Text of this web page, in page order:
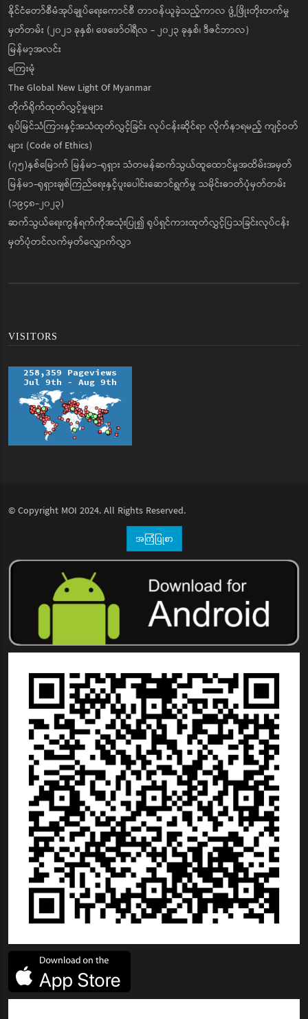
နိုင်ငံတော်စီမံအုပ်ချုပ်ရေးကောင်စီ တာဝန်ယူခဲ့သည့်ကာလ ဖွံ့ဖြိုးတိုးတက်မှု
မှတ်တမ်း (၂၀၂၁ ခုနှစ်၊ ဖေဖော်ဝါရီလ - ၂၀၂၃ ခုနှစ်၊ ဒီဇင်ဘာလ)
မြန်မာ့အလင်း
ကြေးမုံ
The Global New Light Of Myanmar
တိုက်ရိုက်ထုတ်လွှင့်မှုများ
ရုပ်မြင်သံကြားနှင့်အသံထုတ်လွှင့်ခြင်း လုပ်ငန်းဆိုင်ရာ လိုက်နာရမည့် ကျင့်ဝတ်
များ (Code of Ethics)
(၇၅)နှစ်မြောက် မြန်မာ-ရုရှား သံတမန်ဆက်သွယ်ထူထောင်မှုအထိမ်းအမှတ်
မြန်မာ-ရုရှားချစ်ကြည်ရေးနှင့်ပူးပေါင်းဆောင်ရွက်မှု သမိုင်းဓာတ်ပုံမှတ်တမ်း
(၁၉၄၈-၂၀၂၃)
ဆက်သွယ်ရေးကွန်ရက်ကိုအသုံးပြု၍ ရုပ်ရှင်ကားထုတ်လွှင့်ပြသခြင်းလုပ်ငန်း
မှတ်ပုံတင်လက်မှတ်လျှောက်လွှာ
VISITORS
© Copyright MOI 2024. All Rights Reserved.
အကြံပြုစာ